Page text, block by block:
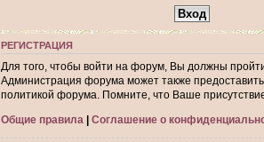
РЕГИСТРАЦИЯ
Для того, чтобы войти на форум, Вы должны
Администрация форума может также
политикой форума. Помните, что Ваше
Общие правила | Соглашение о